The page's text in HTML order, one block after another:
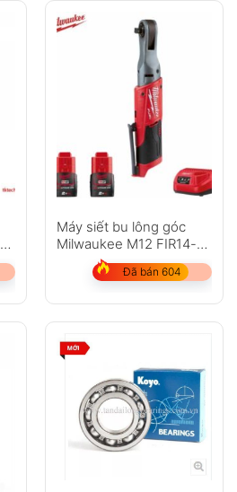
Máy siết bu lông góc
Milwaukee M12 FIR14-
Đã bán 604